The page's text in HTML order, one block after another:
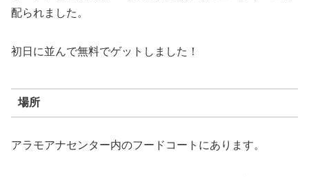
配られました。
初日に並んで無料でゲットしました！
場所
アラモアナセンター内のフードコートにあります。